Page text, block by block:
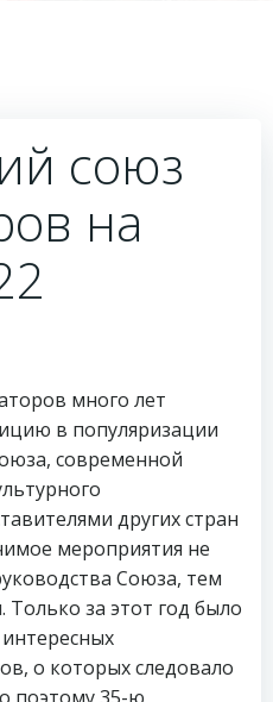
союз
на
много лет
в популяризации
современной
других стран
мероприятия не
Союза, тем
за этот год было
о которых следовало